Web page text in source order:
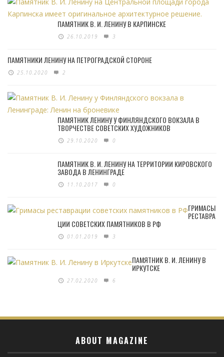
ПАМЯТНИК В. И. ЛЕНИНУ В КАРПИНСКЕ
26.10.2019 3
ПАМЯТНИКИ ЛЕНИНУ НА ПЕТРОГРАДСКОЙ СТОРОНЕ
25.10.2020 2
ПАМЯТНИК ЛЕНИНУ У ФИНЛЯНДСКОГО ВОКЗАЛА В
ТВОРЧЕСТВЕ СОВЕТСКИХ ХУДОЖНИКОВ
29.10.2020 0
ПАМЯТНИК В. И. ЛЕНИНУ НА ТЕРРИТОРИИ КИРОВСКОГО
ЗАВОДА В ЛЕНИНГРАДЕ
11.10.2017 0
ГРИМАСЫ
РЕСТАВРА
ЦИИ СОВЕТСКИХ ПАМЯТНИКОВ В РФ
01.01.2019 3
ПАМЯТНИК В. И. ЛЕНИНУ В
ИРКУТСКЕ
27.02.2020 6
ABOUT MAGAZINE